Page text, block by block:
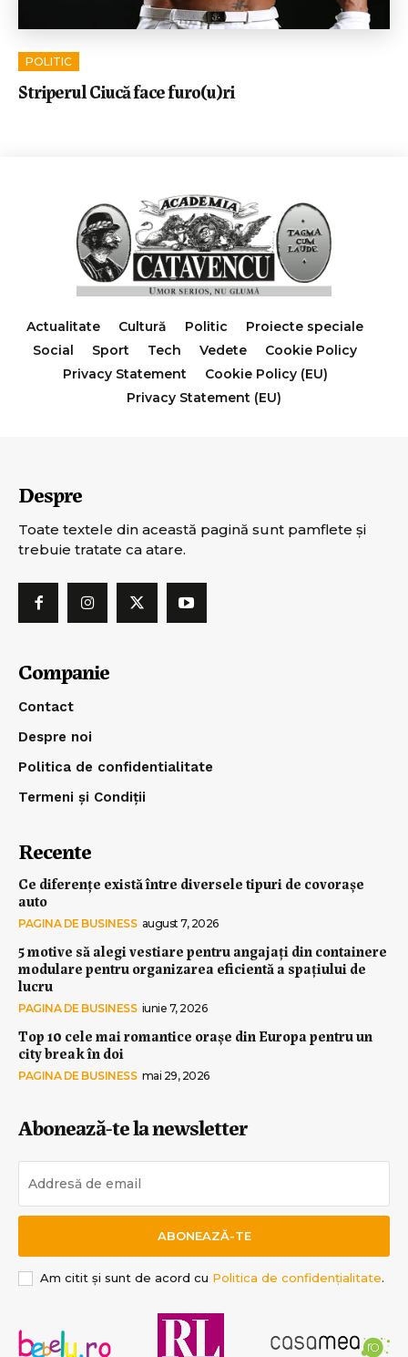
POLITIC
Striperul Ciucă face furo(u)ri
Actualitate Cultură Politic
Proiecte speciale
Social
Sport Tech Vedete
Cookie Policy
Privacy Statement
Cookie Policy (EU)
Privacy Statement (EU)
Despre
Toate textele din această pagină sunt pamflete şi
trebuie tratate ca atare.
Companie
Contact
Despre noi
Politica de confidentialitate
Termeni și Condiții
Recente
Ce diferențe există între diversele tipuri de covorașe
auto
PAGINA DE BUSINESS august 7, 2026
5 motive să alegi vestiare pentru angajați din containere
modulare pentru organizarea eficientă a spațiului de
lucru
PAGINA DE BUSINESS iunie 7, 2026
Top 10 cele mai romantice orașe din Europa pentru un
city break în doi
PAGINA DE BUSINESS mai 29, 2026
Abonează-te la newsletter
ABONEAZĂ-TE
Am citit și sunt de acord cu Politica de confidențialitate.